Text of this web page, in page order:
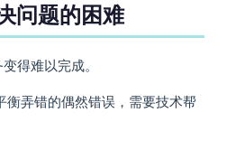
问题的困难
得难以完成。
衡弄错的偶然错误，需要技术帮